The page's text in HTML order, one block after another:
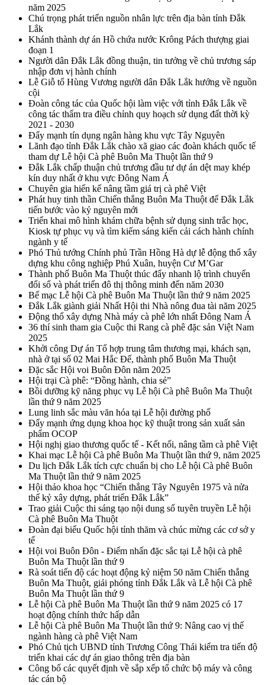
năm 2025
Chú trọng phát triển nguồn nhân lực trên địa bàn tỉnh Đắk
Lắk
Khánh thành dự án Hồ chứa nước Krông Pách thượng giai
đoạn 1
Người dân Đắk Lắk đồng thuận, tin tưởng về chủ trương sáp
nhập đơn vị hành chính
Lễ Giỗ tổ Hùng Vương người dân Đắk Lắk hướng về nguồn
cội
Đoàn công tác của Quốc hội làm việc với tỉnh Đắk Lắk về
công tác thẩm tra điều chỉnh quy hoạch sử dụng đất thời kỳ
2021 - 2030
Đẩy mạnh tín dụng ngân hàng khu vực Tây Nguyên
Lãnh đạo tỉnh Đắk Lắk chào xã giao các đoàn khách quốc tế
tham dự Lễ hội Cà phê Buôn Ma Thuột lần thứ 9
Đắk Lắk chấp thuận chủ trương đầu tư dự án dệt may khép
kín duy nhất ở khu vực Đông Nam Á
Chuyên gia hiến kế nâng tầm giá trị cà phê Việt
Phát huy tinh thần Chiến thắng Buôn Ma Thuột để Đắk Lắk
tiến bước vào kỷ nguyên mới
Triển khai mô hình khám chữa bệnh sử dụng sinh trắc học,
Kiosk tự phục vụ và tìm kiếm sáng kiến cải cách hành chính
ngành y tế
Phó Thủ tướng Chính phủ Trần Hồng Hà dự lễ động thổ xây
dựng khu công nghiệp Phú Xuân, huyện Cư M’Gar
Thành phố Buôn Ma Thuột thúc đẩy nhanh lộ trình chuyển
đổi số và phát triển đô thị thông minh đến năm 2030
Bế mạc Lễ hội Cà phê Buôn Ma Thuột lần thứ 9 năm 2025
Đắk Lắk giành giải Nhất Hội thi Nhà nông đua tài năm 2025
Động thổ xây dựng Nhà máy cà phê lớn nhất Đông Nam Á
36 thí sinh tham gia Cuộc thi Rang cà phê đặc sản Việt Nam
2025
Khởi công Dự án Tổ hợp trung tâm thương mại, khách sạn,
nhà ở tại số 02 Mai Hắc Đế, thành phố Buôn Ma Thuột
Đặc sắc Hội voi Buôn Đôn năm 2025
Hội trại Cà phê: “Đồng hành, chia sẻ”
Bồi dưỡng kỹ năng phục vụ Lễ hội Cà phê Buôn Ma Thuột
lần thứ 9 năm 2025
Lung linh sắc màu văn hóa tại Lễ hội đường phố
Đẩy mạnh ứng dụng khoa học kỹ thuật trong sản xuất sản
phẩm OCOP
Hội nghị giao thương quốc tế - Kết nối, nâng tầm cà phê Việt
Khai mạc Lễ hội Cà phê Buôn Ma Thuột lần thứ 9, năm 2025
Du lịch Đắk Lắk tích cực chuẩn bị cho Lễ hội Cà phê Buôn
Ma Thuột lần thứ 9 năm 2025
Hội thảo khoa học “Chiến thắng Tây Nguyên 1975 và nửa
thế kỷ xây dựng, phát triển Đắk Lắk”
Trao giải Cuộc thi sáng tạo nội dung số tuyên truyền Lễ hội
Cà phê Buôn Ma Thuột
Đoàn đại biểu Quốc hội tỉnh thăm và chúc mừng các cơ sở y
tế
Hội voi Buôn Đôn - Điểm nhấn đặc sắc tại Lễ hội cà phê
Buôn Ma Thuột lần thứ 9
Rà soát tiến độ các hoạt động kỷ niệm 50 năm Chiến thắng
Buôn Ma Thuột, giải phóng tỉnh Đắk Lắk và Lễ hội Cà phê
Buôn Ma Thuột lần thứ 9
Lễ hội Cà phê Buôn Ma Thuột lần thứ 9 năm 2025 có 17
hoạt động chính thức hấp dẫn
Lễ hội Cà phê Buôn Ma Thuột lần thứ 9: Nâng cao vị thế
ngành hàng cà phê Việt Nam
Phó Chủ tịch UBND tỉnh Trương Công Thái kiểm tra tiến độ
triển khai các dự án giao thông trên địa bàn
Công bố các quyết định về sắp xếp tổ chức bộ máy và công
tác cán bộ